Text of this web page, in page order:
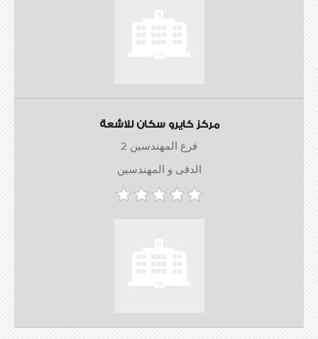
مركز كايرو سكان للاشعة
فرع المهندسين 2
الدقى و المهندسين